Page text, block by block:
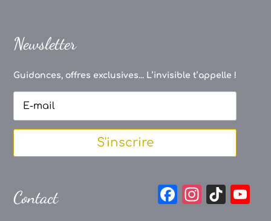
Newsletter
Guidances, offres exclusives... L’invisible t’appelle !
S'inscrire
Contact
F
In
Ti